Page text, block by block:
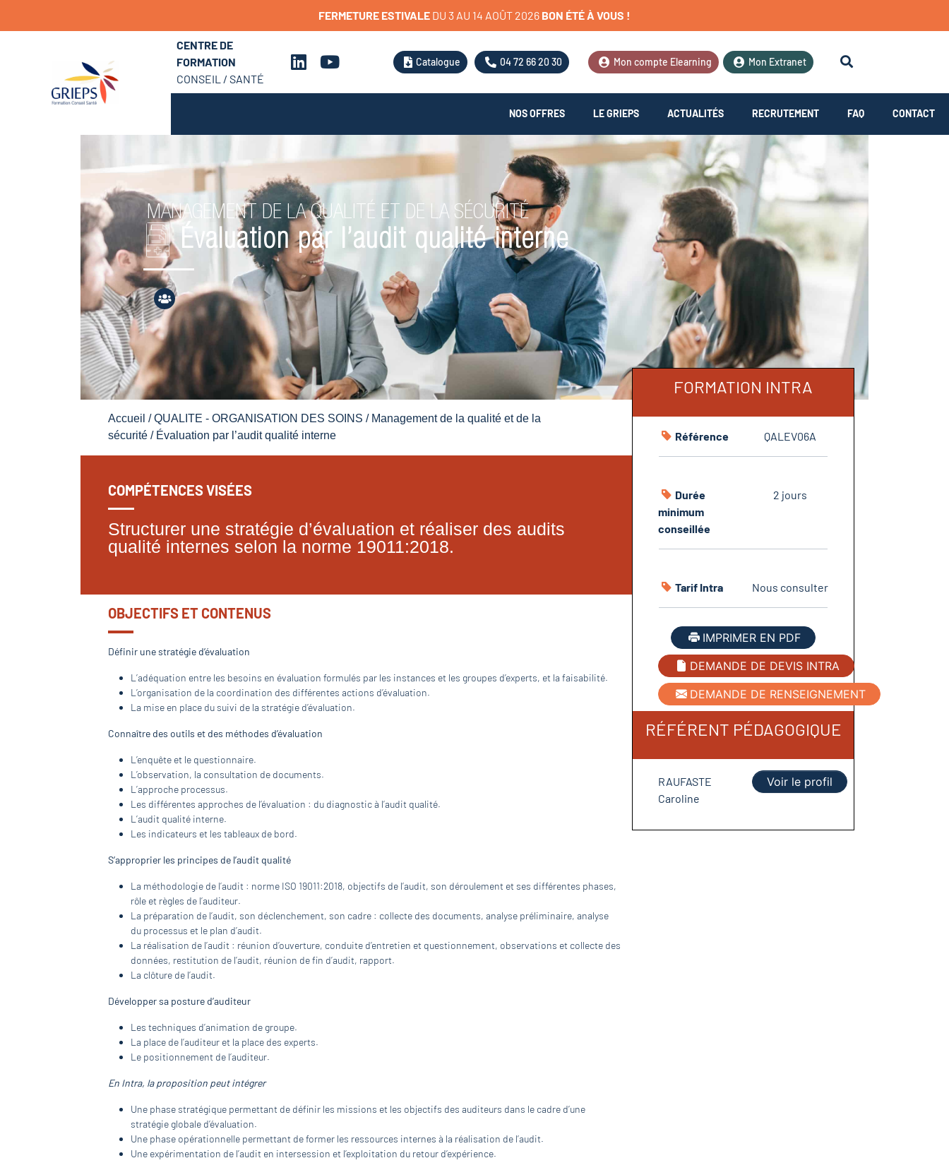
FERMETURE ESTIVALE DU 3 AU 14 AOÛT 2026 BON ÉTÉÀ VOUS !
CENTRE DE
FORMATION
CONSEIL / SANTÉ
Catalogue 04 72 66 20 30 Mon compte Elearning Mon Extranet
NOS OFFRES LE GRIEPS ACTUALITÉS RECRUTEMENT FAQ CONTACT
MANAGEMENT DE LA QUALITÉ ET DE LA SÉCURITÉ
Évaluation par l’audit qualité interne
Accueil /QUALITE - ORGANISATION DES SOINS / Management de la qualité et de la
sécurité / Évaluation par l’audit qualité interne
COMPÉTENCES VISÉES
Structurer une stratégie d’évaluation et réaliser des audits
qualité internes selon la norme 19011:2018.
OBJECTIFS ET CONTENUS
Définir une stratégie d’évaluation
L’adéquation entre les besoins en évaluation formulés par les instances et les groupes d’experts, et la faisabilité.
L’organisation de la coordination des différentes actions d’évaluation.
La mise en place du suivi de la stratégie d’évaluation.
Connaître des outils et des méthodes d’évaluation
L’enquête et le questionnaire.
L’observation, la consultation de documents.
L’approche processus.
Les différentes approches de l’évaluation : du diagnostic à l’audit qualité.
L’audit qualité interne.
Les indicateurs et les tableaux de bord.
S’approprier les principes de l’audit qualité
La méthodologie de l’audit : norme ISO 19011:2018, objectifs de l’audit, son déroulement et ses différentes phases,
rôle et règles de l’auditeur.
La préparation de l’audit, son déclenchement, son cadre : collecte des documents, analyse préliminaire, analyse
du processus et le plan d’audit.
La réalisation de l’audit : réunion d’ouverture, conduite d’entretien et questionnement, observations et collecte des
données, restitution de l’audit, réunion de fin d’audit, rapport.
La clôture de l’audit.
Développer sa posture d’auditeur
Les techniques d’animation de groupe.
La place de l’auditeur et la place des experts.
Le positionnement de l’auditeur.
En Intra, la proposition peut intégrer
Une phase stratégique permettant de définir les missions et les objectifs des auditeurs dans le cadre d’une
stratégie globale d’évaluation.
Une phase opérationnelle permettant de former les ressources internes à la réalisation de l’audit.
Une expérimentation de l’audit en intersession et l’exploitation du retour d’expérience.
FORMATION INTRA
Référence QALEV06A
Durée
minimum
conseillée
2 jours
Tarif Intra Nous consulter
IMPRIMER EN PDF
DEMANDE DE DEVIS INTRA
DEMANDE DE RENSEIGNEMENT
RÉFÉRENT PÉDAGOGIQUE
RAUFASTE
Caroline
Voir le profil